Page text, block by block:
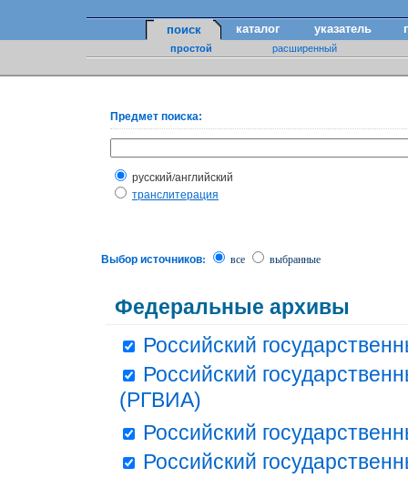
поиск каталог указатель
простой расширенный
Предмет поиска:
русский/английский
транслитерация
Выбор источников: все выбранные
Федеральные архивы
Российский
Российский
(РГВИА)
Российский
Российский